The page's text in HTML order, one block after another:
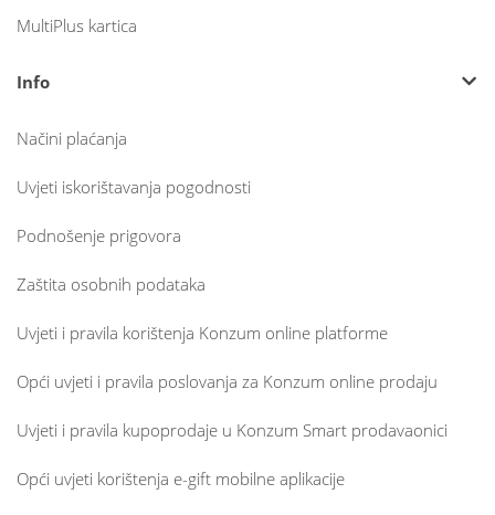
MultiPlus kartica
Info
Načini plaćanja
Uvjeti iskorištavanja pogodnosti
Podnošenje prigovora
Zaštita osobnih podataka
Uvjeti i pravila korištenja Konzum online platforme
Opći uvjeti i pravila poslovanja za Konzum online prodaju
Uvjeti i pravila kupoprodaje u Konzum Smart prodavaonici
Opći uvjeti korištenja e-gift mobilne aplikacije